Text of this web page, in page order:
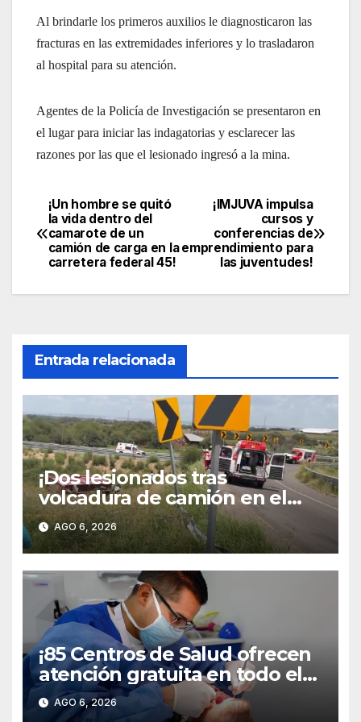
Al brindarle los primeros auxilios le diagnosticaron las
fracturas en las extremidades inferiores y lo trasladaron
al hospital para su atención.
Agentes de la Policía de Investigación se presentaron en
el lugar para iniciar las indagatorias y esclarecer las
razones por las que el lesionado ingresó a la mina.
Navegación
de
¡IMJUVA impulsa
cursos y
conferencias de
emprendimiento para
las juventudes!
¡Un hombre se quitó
la vida dentro del
camarote de un
camión de carga en la
carretera federal 45!
Entrada relacionada
¡Dos lesionados tras
volcadura de camión en el
libramiento carretero
poniente!
AGO 6, 2026
¡85 Centros de Salud ofrecen
atención gratuita en todo el
territorio estatal!
AGO 6, 2026